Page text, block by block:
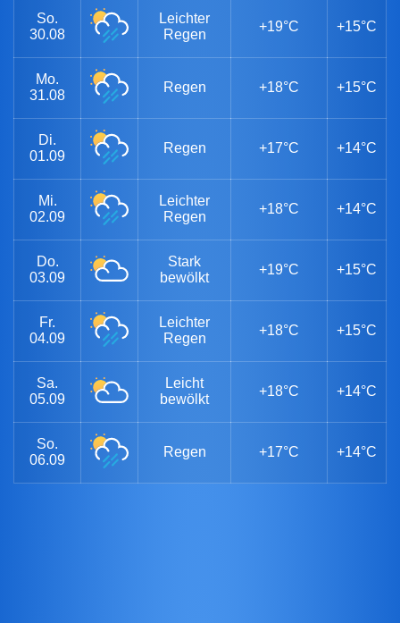
So.
30.08
Leichter
Regen
+19°C +15°C
Mo.
31.08
Regen +18°C +15°C
Di.
01.09
Regen +17°C +14°C
Mi.
02.09
Leichter
Regen
+18°C +14°C
Do.
03.09
Stark
bewölkt
+19°C +15°C
Fr.
04.09
Leichter
Regen
+18°C +15°C
Sa.
05.09
Leicht
bewölkt
+18°C +14°C
So.
06.09
Regen +17°C +14°C